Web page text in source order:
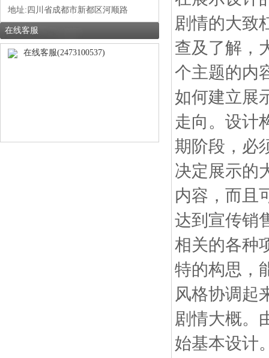
地址: 四川省成都市新都区河顺路
在线客服
在线客服(2473100537)
剧情的大致
查及了解，
个主题的内
如何建立展
走向。设计
期阶段，必
决定展示的
内容，而且
达到宣传销
相关的各种
特的构思，
风格协调起
剧情大概。
始基本